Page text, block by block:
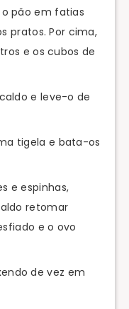
pão em fatias
pratos. Por cima,
e os cubos de
e leve-o de
tigela e bata-os
e espinhas,
retomar
e o ovo
de vez em